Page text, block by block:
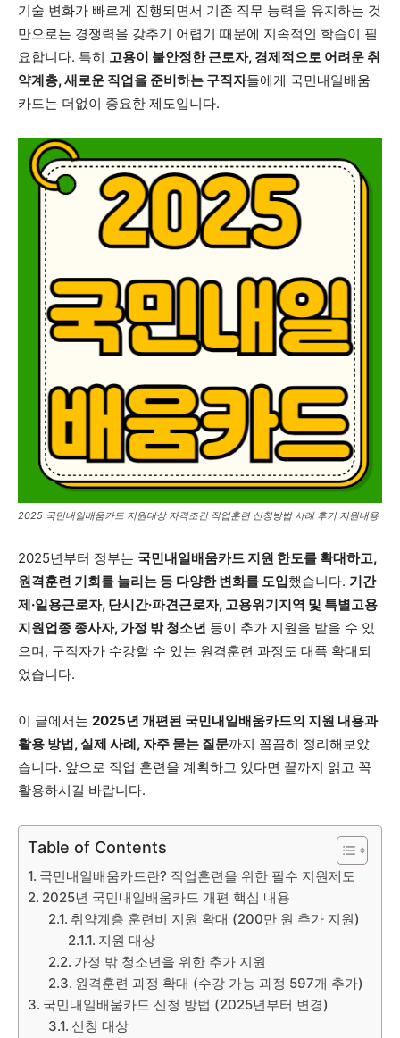
기술 변화가 빠르게 진행되면서 기존 직무 능력을 유지하는 것
만으로는 경쟁력을 갖추기 어렵기 때문에 지속적인 학습이 필
요합니다. 특히 고용이 불안정한 근로자, 경제적으로 어려운 취
약계층, 새로운 직업을 준비하는 구직자들에게 국민내일배움
카드는 더없이 중요한 제도입니다.
2025 국민내일배움카드 지원대상 자격조건 직업훈련 신청방법 사례 후기 지원내용
2025년부터 정부는 국민내일배움카드 지원 한도를 확대하고,
원격훈련 기회를 늘리는 등 다양한 변화를 도입했습니다. 기간
제·일용근로자, 단시간·파견근로자, 고용위기지역 및 특별고용
지원업종 종사자, 가정 밖 청소년 등이 추가 지원을 받을 수 있
으며, 구직자가 수강할 수 있는 원격훈련 과정도 대폭 확대되
었습니다.
이 글에서는 2025년 개편된 국민내일배움카드의 지원 내용과
활용 방법, 실제 사례, 자주 묻는 질문까지 꼼꼼히 정리해보았
습니다. 앞으로 직업 훈련을 계획하고 있다면 끝까지 읽고 꼭
활용하시길 바랍니다.
Table of Contents
국민내일배움카드란? 직업훈련을 위한 필수 지원제도
2025년 국민내일배움카드 개편 핵심 내용
취약계층 훈련비 지원 확대 (200만 원 추가 지원)
지원 대상
가정 밖 청소년을 위한 추가 지원
원격훈련 과정 확대 (수강 가능 과정 597개 추가)
국민내일배움카드 신청 방법 (2025년부터 변경)
신청 대상